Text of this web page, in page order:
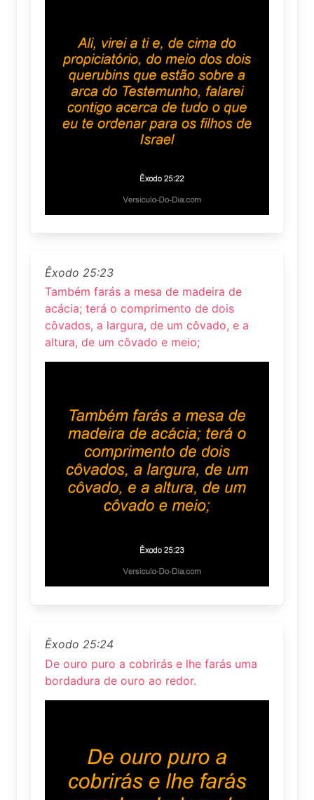
Êxodo 25:23
Também farás a mesa de madeira de
acácia; terá o comprimento de dois
côvados, a largura, de um côvado, e a
altura, de um côvado e meio;
Êxodo 25:24
De ouro puro a cobrirás e lhe farás uma
bordadura de ouro ao redor.